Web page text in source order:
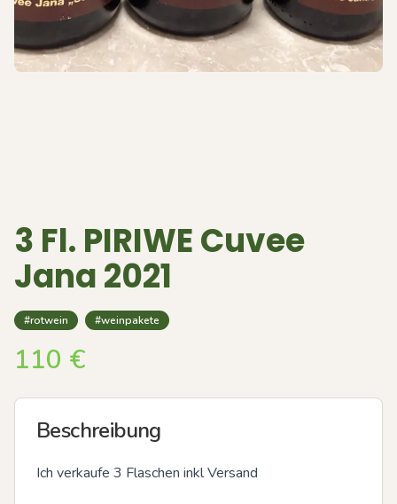
3 Fl. PIRIWE Cuvee
Jana 2021
#rotwein #weinpakete
110 €
Beschreibung
Ich verkaufe 3 Flaschen inkl Versand